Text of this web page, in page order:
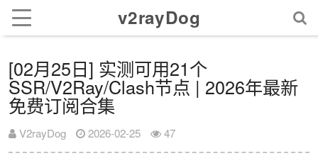
v2rayDog
[02月25日] 实测可用21个
SSR/V2Ray/Clash节点 | 2026年最新
免费订阅合集
V2rayDog 2026-02-25 47